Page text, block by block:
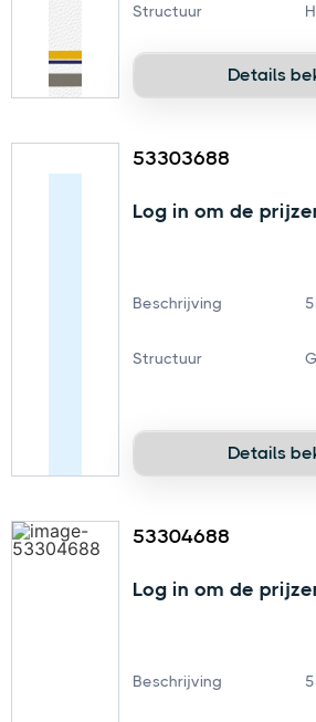
Structuur
Details
53303688
Log in om de
Beschrijving
Structuur
Details
53304688
Log in om de
Beschrijving